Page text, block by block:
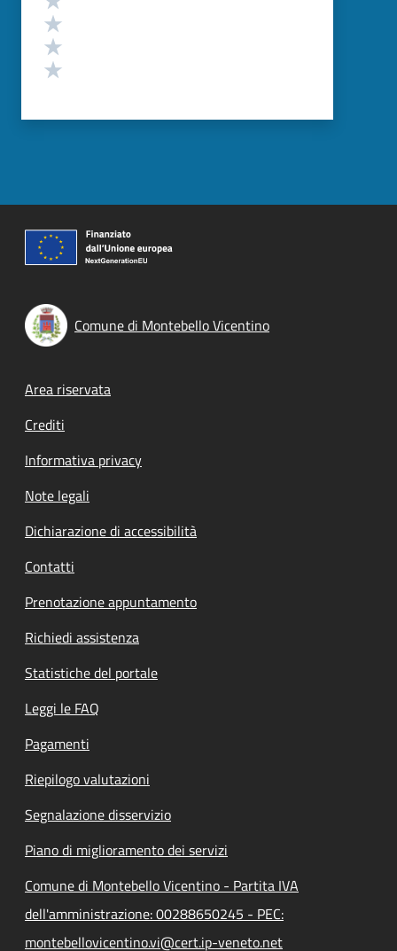
Comune di Montebello Vicentino
Footer menu
Area riservata
Crediti
Informativa privacy
Note legali
Dichiarazione di accessibilità
Contatti
Prenotazione appuntamento
Richiedi assistenza
Statistiche del portale
Leggi le FAQ
Pagamenti
Riepilogo valutazioni
Segnalazione disservizio
Piano di miglioramento dei servizi
Comune di Montebello Vicentino - Partita IVA
dell'amministrazione: 00288650245 - PEC:
montebellovicentino.vi@cert.ip-veneto.net